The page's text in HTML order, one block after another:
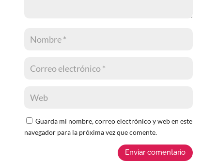
Guarda mi nombre, correo electrónico y web en este
navegador para la próxima vez que comente.
Enviar comentario